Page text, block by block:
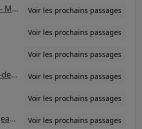
Rochechouart - Martyrs Voir les prochains passages
Voir les prochains passages
Voir les prochains passages
Saint-Germain-des-Prés Voir les prochains passages
Voir les prochains passages
Saint-Marcel - Jeanne D'Arc Voir les prochains passages